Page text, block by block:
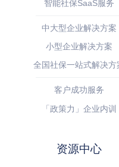
智能社保SaaS服务
中大型企业解决方案
小型企业解决方案
全国社保一站式解决方
客户成功服务
「政策力」企业内训
资源中心